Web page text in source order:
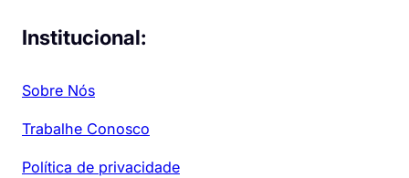
Institucional:
Sobre Nós
Trabalhe Conosco
Política de privacidade